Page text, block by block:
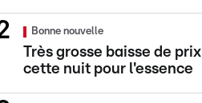
Bonne nouvelle
Très grosse baisse de prix
cette nuit pour l'essence